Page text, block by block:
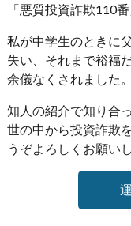
「悪質投資詐欺110
私が中学生のときに
失い、それまで裕福
余儀なくされました。
知人の紹介で知り合
世の中から投資詐欺
うぞよろしくお願い